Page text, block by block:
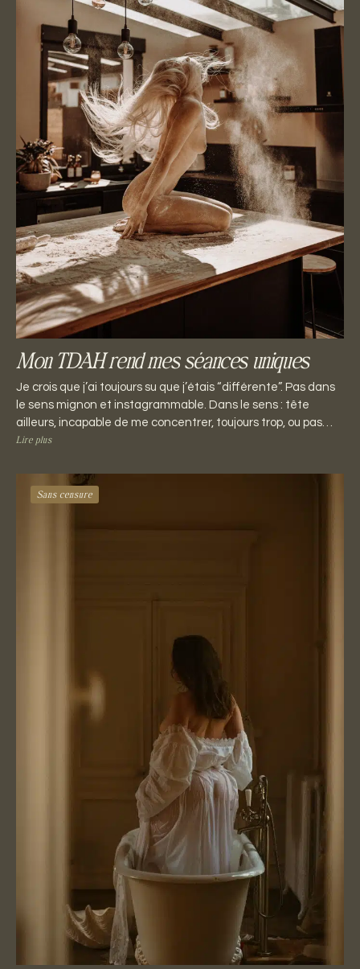
Mon TDAH rend mes séances uniques
Je crois que j’ai toujours su que j’étais “différente”. Pas dans
le sens mignon et instagrammable. Dans le sens : tête
ailleurs, incapable de me concentrer, toujours trop, ou pas…
Lire plus
Sans censure